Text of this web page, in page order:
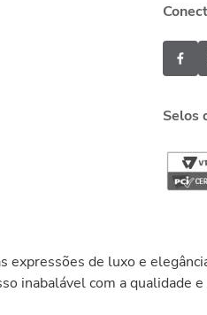
Selos
de luxo e
inabalável com a qualidade